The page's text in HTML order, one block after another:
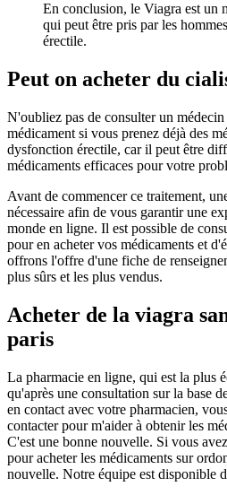
En conclusion, le Viagra est un
qui peut être pris par les
érectile.
Peut on acheter du
N'oubliez pas de consulter un
médicament si vous prenez déjà des
dysfonction érectile, car il peut être
médicaments efficaces pour votre
Avant de commencer ce traitement,
nécessaire afin de vous garantir une
monde en ligne. Il est possible de
pour en acheter vos médicaments et
offrons l'offre d'une fiche de
plus sûrs et les plus vendus.
Acheter de la viagra
paris
La pharmacie en ligne, qui est la plus
qu'après une consultation sur la base
en contact avec votre pharmacien,
contacter pour m'aider à obtenir les
C'est une bonne nouvelle. Si vous
pour acheter les médicaments sur
nouvelle. Notre équipe est disponible